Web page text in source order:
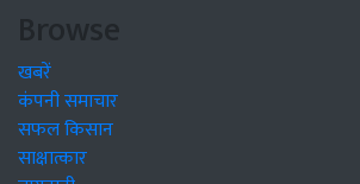
Browse
खबरें
कंपनी समाचार
सफल किसान
साक्षात्कार